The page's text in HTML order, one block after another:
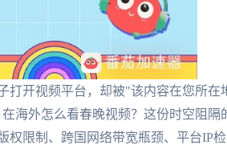
打开视频平台，却被"该内容在您所在
海外怎么看春晚视频？这份时空阻隔
权限制、跨国网络带宽瓶颈、平台IP